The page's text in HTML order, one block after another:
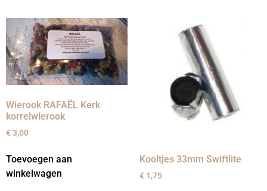
Wierook RAFAËL Kerk
korrelwierook
€3,00
Toevoegen aan
winkelwagen
Kooltjes 33mm Swiftlite
€ 1,75